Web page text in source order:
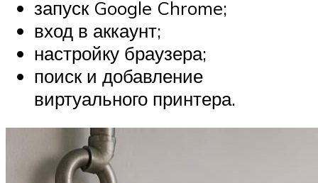
запуск Google Chrome;
вход в аккаунт;
настройку браузера;
поиск и добавление
виртуального принтера.